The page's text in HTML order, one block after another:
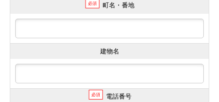
必須 町名・番地
建物名
必須 電話番号